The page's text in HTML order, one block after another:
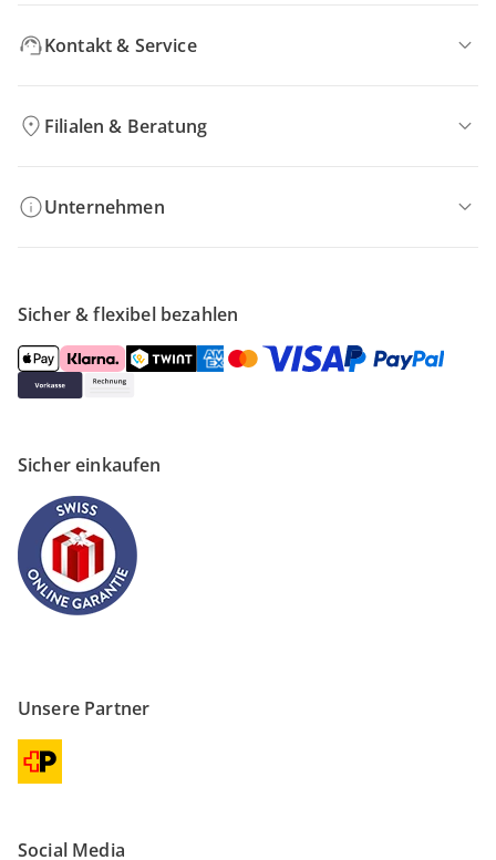
Kontakt & Service
Filialen & Beratung
Unternehmen
Sicher & flexibel bezahlen
Sicher einkaufen
Unsere Partner
Social Media